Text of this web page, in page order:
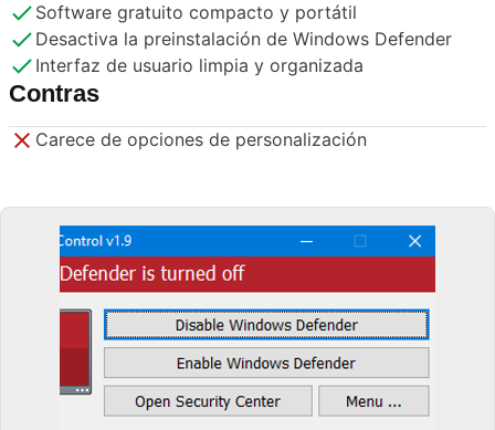
Software gratuito compacto y portátil
Desactiva la preinstalación de Windows Defender
Interfaz de usuario limpia y organizada
Contras
Carece de opciones de personalización